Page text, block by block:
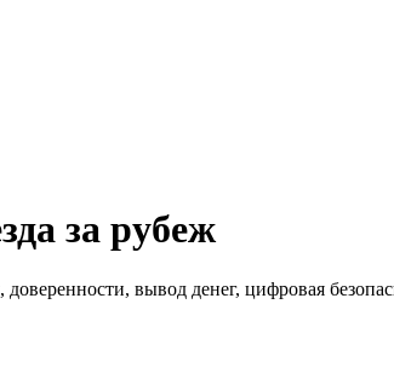
за рубеж
вывод денег, цифровая